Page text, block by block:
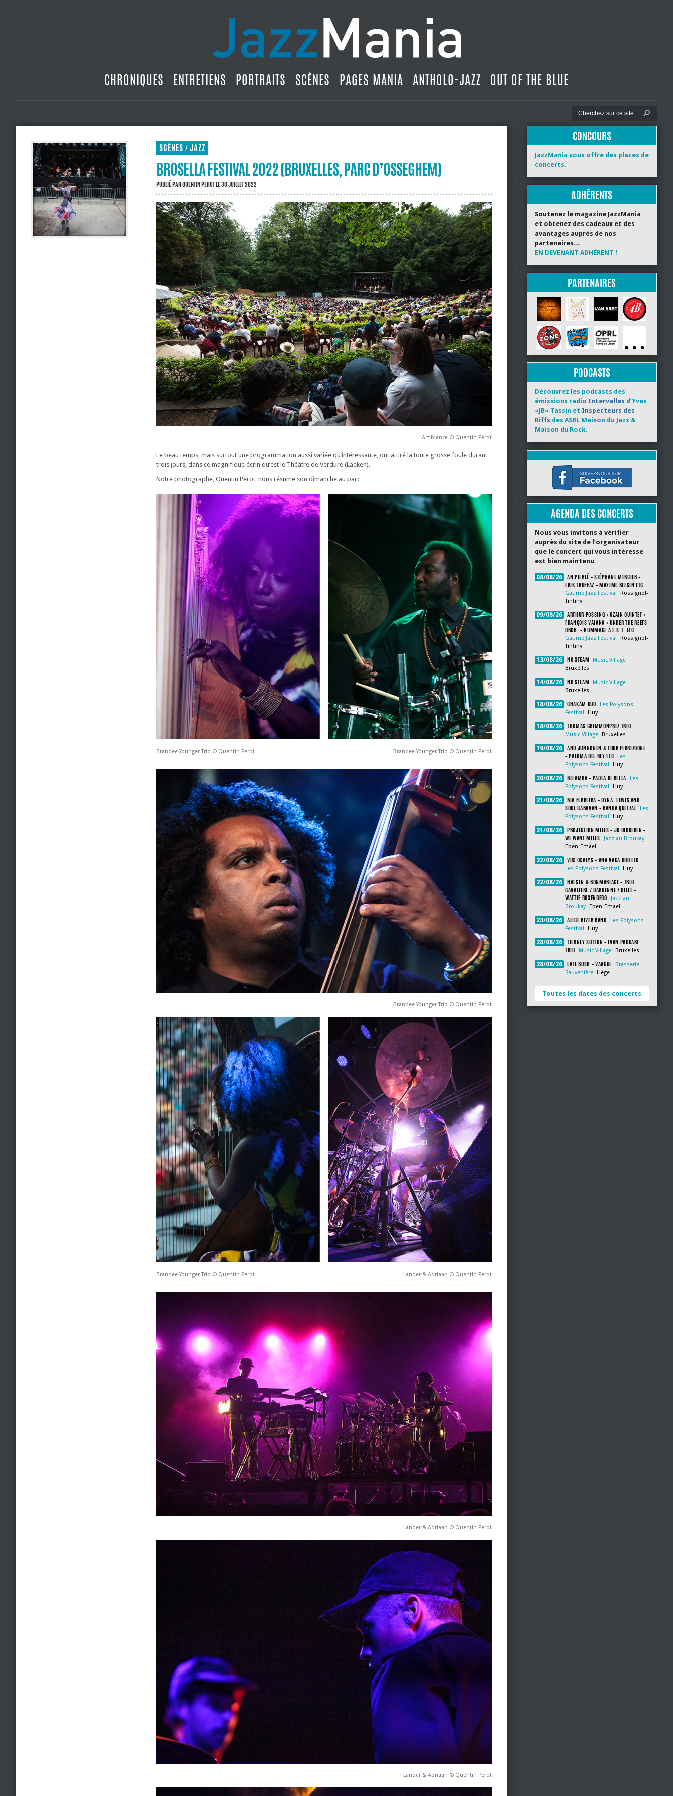
CHRONIQUES ENTRETIENS PORTRAITS SCÈNES PAGES MANIA ANTHOLO-JAZZ OUT OF THE BLUE
SCÈNES / JAZZ
BROSELLA FESTIVAL 2022 (BRUXELLES, PARC D’OSSEGHEM)
PUBLIÉ PARQUENTIN PEROTLE 30 JUILLET 2022
Ambiance © Quentin Perot
Le beau temps, mais surtout une programmation aussi variée qu’intéressante, ont attiré la toute grosse foule durant
trois jours, dans ce magnifique écrin qu’est le Théâtre de Verdure (Laeken).
Notre photographe, Quentin Perot, nous résume son dimanche au parc…
Brandee Younger Trio © Quentin Perot Brandee Younger Trio © Quentin Perot
Brandee Younger Trio © Quentin Perot
Brandee Younger Trio © Quentin Perot Lander & Adriaan © Quentin Perot
Lander & Adriaan © Quentin Perot
Lander & Adriaan © Quentin Perot
CONCOURS
JazzMania vous offre des places de
concerts.
ADHÉRENTS
Soutenez le magazine JazzMania
et obtenez des cadeaux et des
avantages auprès de nos
partenaires…
EN DEVENANT ADHÉRENT !
PARTENAIRES
PODCASTS
Découvrez les podcasts des
émissions radio Intervalles d’Yves
«JB» Tassin et Inspecteurs des
Riffs des ASBL Maison du Jazz &
Maison du Rock.
AGENDA DES CONCERTS
Nous vous invitons à vérifier
auprès du site de l’organisateur
que le concert qui vous intéresse
est bien maintenu.
08/08/26
AN PIERLÉ + STÉPHANE MERCIER +
ERIK TRUFFAZ + MAXIME BLESIN ETC
Gaume Jazz Festival
Rossignol-
Tintiny
09/08/26
ARTHUR POSSING + OZAIN QUINTET +
FRANÇOIS VAIANA + UNDER THE REEFS
ORCH. + HOMMAGE À E.S.T. ETC
Gaume Jazz Festival
Rossignol-
Tintiny
13/08/26 NO STEAM
Music Village
Bruxelles
14/08/26 NO STEAM
Music Village
Bruxelles
18/08/26 CHAKÂM DUO
Les Polysons
Festival
Huy
18/08/26 THOMAS GRIMMONPREZ TRIO
Music Village Bruxelles
19/08/26
ANU JUNNONEN & TUUR FLORIZOONE
+ PALOMA DEL REY ETC
Les
Polysons Festival
Huy
20/08/26 BELAMBA + PAOLA DI BELLA
Les
Polysons Festival
Huy
21/08/26
BIA FERREIRA + DYNA, LEWIS AND
SOUL CARAVAN + BANDA QUETZAL
Les
Polysons Festival
Huy
21/08/26
PROJECTION MILES + JO DIDDEREN +
WE WANT MILES
Jazz au Broukay
Eben-Emael
22/08/26 VOX OXALYS + ANA VAGA DUO ETC
Les Polysons Festival Huy
22/08/26
HAESEN & BONMARIAGE + TRIO
CAVALIERE / DARDENNE / DILLE +
WATTIÉ ROSENBERG
Jazz au
Broukay
Eben-Emael
23/08/26 ALICE RIVER BAND
Les Polysons
Festival
Huy
28/08/26
TIERNEY SUTTON + IVAN PADUART
TRIO
Music Village Bruxelles
28/08/26 LATE BUSH + VAAGUE
Brasserie
Sauvenière
Liège
Toutes les dates des concerts